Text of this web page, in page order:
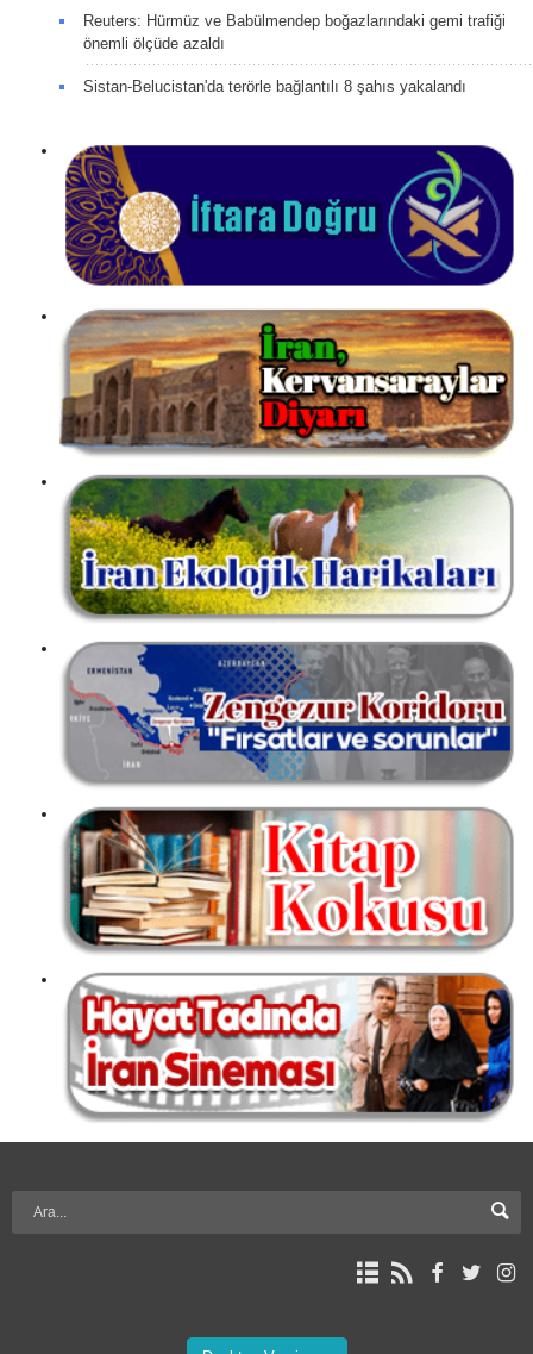
Reuters: Hürmüz ve Babülmendep boğazlarındaki gemi trafiği
önemli ölçüde azaldı
Sistan-Belucistan'da terörle bağlantılı 8 şahıs yakalandı